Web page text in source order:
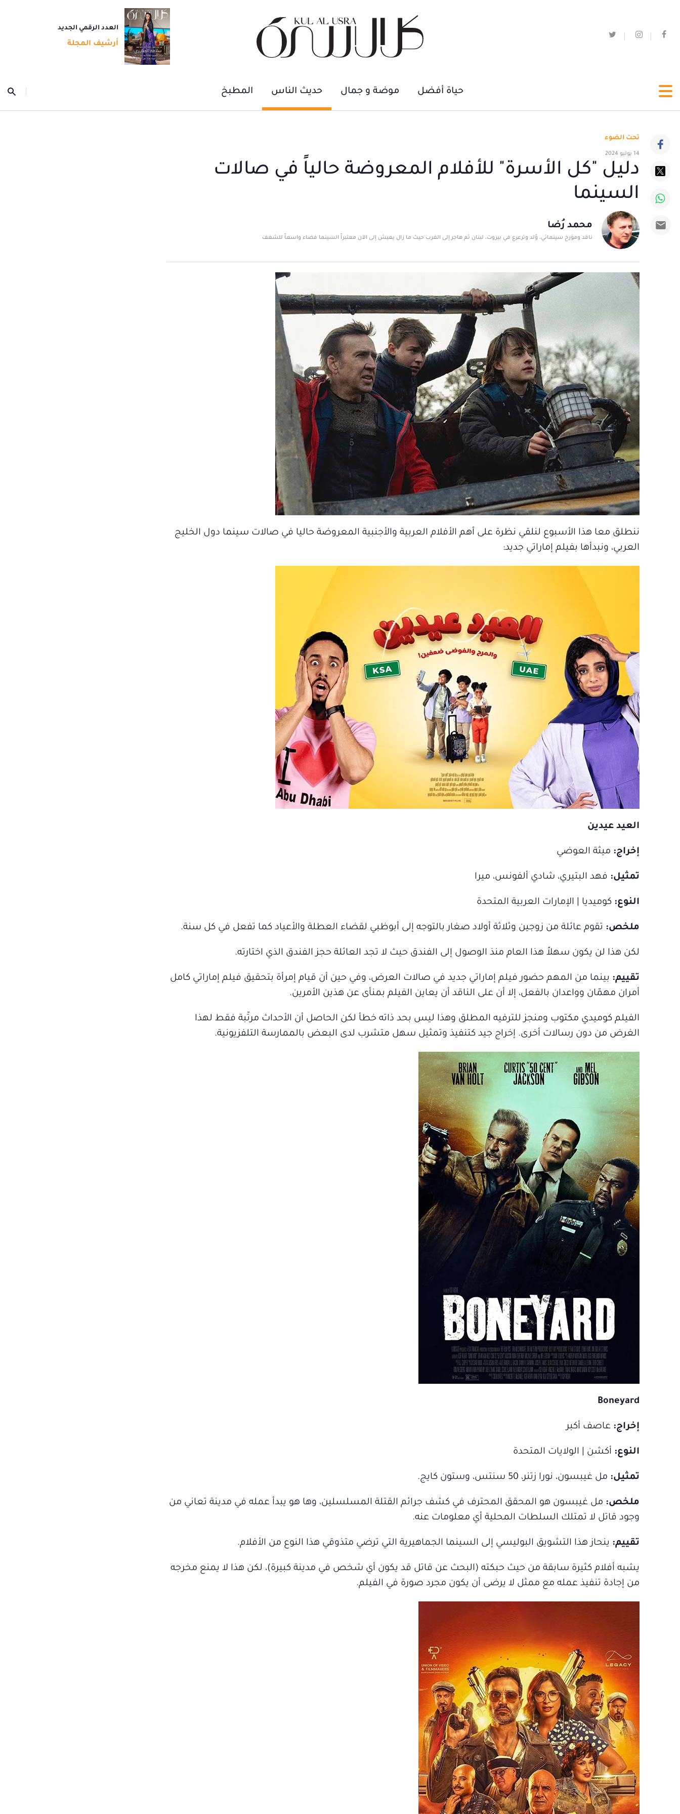
العدد الرقمي الجديد
أرشيف المجلة
حياة أفضل موضة و جمال حديث الناس المطبخ
تحت الضوء
14 يوليو 2024
دليل "كل الأسرة" للأفلام المعروضة حالياً في صالات
السينما
محمد رُضا
ناقد ومؤرخ سينمائي، وُلد وترعرع في بيروت، لبنان ثم هاجر إلى الغرب حيث ما زال يعيش إلى الآن معتبراً السينما فضاء واسعاً للشغف
ننطلق معا هذا الأسبوع لنلقي نظرة على أهم الأفلام العربية والأجنبية المعروضة حاليا في صالات سينما دول الخليج
العربي، ونبدأها بفيلم إماراتي جديد:
العيد عيدين
إخراج: ميثة العوضي
تمثيل: فهد البتيري، شادي ألفونس، ميرا
النوع: كوميديا | الإمارات العربية المتحدة
ملخص: تقوم عائلة من زوجين وثلاثة أولاد صغار بالتوجه إلى أبوظبي لقضاء العطلة والأعياد كما تفعل في كل سنة.
لكن هذا لن يكون سهلاً هذا العام منذ الوصول إلى الفندق حيث لا تجد العائلة حجز الفندق الذي اختارته.
تقييم: بينما من المهم حضور فيلم إماراتي جديد في صالات العرض، وفي حين أن قيام إمرأة بتحقيق فيلم إماراتي كامل
أمران مهمّان وواعدان بالفعل، إلا أن على الناقد أن يعاين الفيلم بمنأى عن هذين الأمرين.
الفيلم كوميدي مكتوب ومنجز للترفيه المطلق وهذا ليس بحد ذاته خطأ لكن الحاصل أن الأحداث مرتّبة فقط لهذا
الغرض من دون رسالات أخرى. إخراج جيد كتنفيذ وتمثيل سهل متشرب لدى البعض بالممارسة التلفزيونية.
Boneyard
إخراج:
النوع: أكشن | الولايات المتحدة
تمثيل: مل غيبسون، نورا زتنر، 50 سنتس، وستون كايج.
ملخص: مل غيبسون هو المحقق المحترف في كشف جرائم القتلة المسلسلين، وها هو يبدأ عمله في مدينة تعاني من
وجود قاتل لا تمتلك السلطات المحلية أي معلومات عنه.
تقييم: ينحاز هذا التشويق البوليسي إلى السينما الجماهيرية التي ترضي متذوقي هذا النوع من الأفلام.
يشبه أفلام كثيرة سابقة من حيث حبكته (البحث عن قاتل قد يكون أي شخص في مدينة كبيرة)، لكن هذا لا يمنع مخرجه
من إجادة تنفيذ عمله مع ممثل لا يرضى أن يكون مجرد صورة في الفيلم.